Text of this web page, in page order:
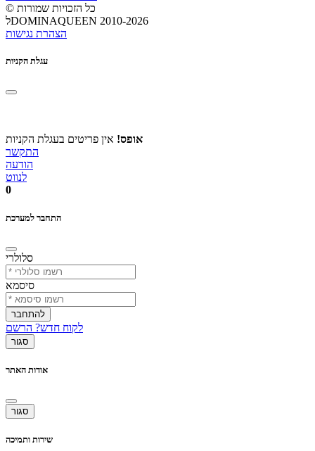
© כל הזכויות שמורות
לDOMINAQUEEN 2010-2026
הצהרת נגישות
עגלת הקניות
אופס! אין פריטים בעגלת הקניות
התקשר
הודעה
לנווט
0
התחבר למערכת
סלולרי
סיסמא
להתחבר
לקוח חדש? הרשם
סגור
אודות האתר
סגור
שירות ותמיכה